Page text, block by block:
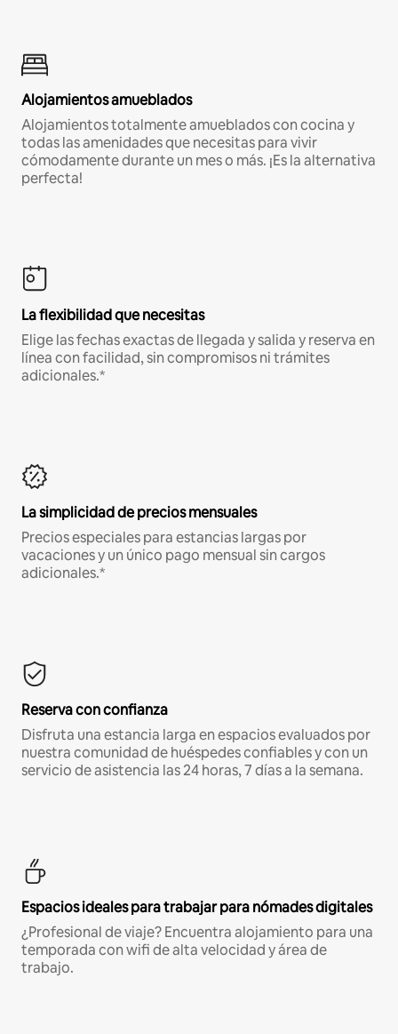
Alojamientos amueblados
Alojamientos totalmente amueblados con cocina y
todas las amenidades que necesitas para vivir
cómodamente durante un mes o más. ¡Es la alternativa
perfecta!
La flexibilidad que necesitas
Elige las fechas exactas de llegada y salida y reserva en
línea con facilidad, sin compromisos ni trámites
adicionales.*
La simplicidad de precios mensuales
Precios especiales para estancias largas por
vacaciones y un único pago mensual sin cargos
adicionales.*
Reserva con confianza
Disfruta una estancia larga en espacios evaluados por
nuestra comunidad de huéspedes confiables y con un
servicio de asistencia las 24 horas, 7 días a la semana.
Espacios ideales para trabajar para nómades digitales
¿Profesional de viaje? Encuentra alojamiento para una
temporada con wifi de alta velocidad y área de
trabajo.